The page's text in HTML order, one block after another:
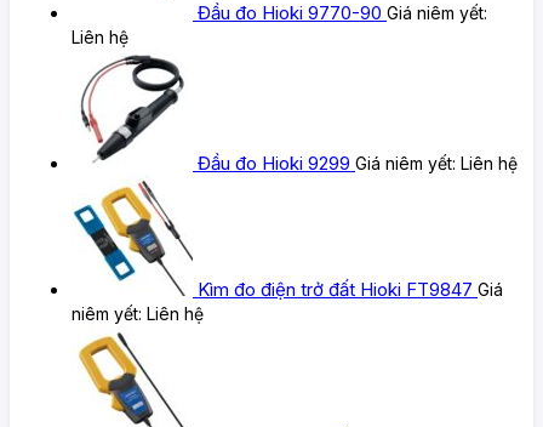
Đầu đo Hioki 9770-90 Giá niêm yết:
Liên hệ
Đầu đo Hioki 9299 Giá niêm yết: Liên hệ
Kìm đo điện trở đất Hioki FT9847 Giá
niêm yết: Liên hệ